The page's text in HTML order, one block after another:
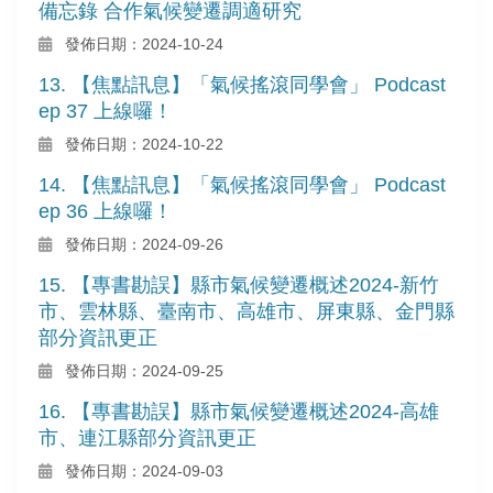
備忘錄 合作氣候變遷調適研究
發佈日期：2024-10-24
13. 【焦點訊息】「氣候搖滾同學會」 Podcast
ep 37 上線囉！
發佈日期：2024-10-22
14. 【焦點訊息】「氣候搖滾同學會」 Podcast
ep 36 上線囉！
發佈日期：2024-09-26
15. 【專書勘誤】縣市氣候變遷概述2024-新竹
市、雲林縣、臺南市、高雄市、屏東縣、金門縣
部分資訊更正
發佈日期：2024-09-25
16. 【專書勘誤】縣市氣候變遷概述2024-高雄
市、連江縣部分資訊更正
發佈日期：2024-09-03